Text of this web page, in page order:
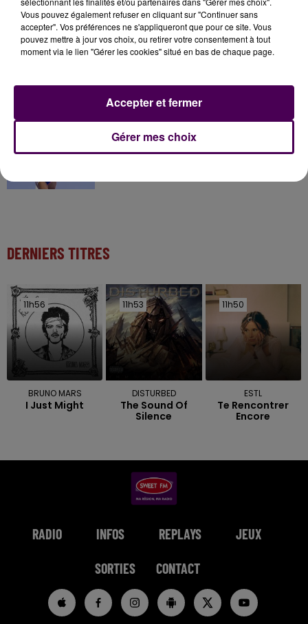
Gagnez vos pass pour le V and B Fest' 2026 !
Kids !
9h25
Athlétisme : quatre représentants du Centre-Val
de Loire aux...
DERNIERS TITRES
11h56
11h56
BRUNO MARS
I Just Might
11h53
11h53
DISTURBED
The Sound Of
Silence
11h50
11h50
ESTL
Te Rencontrer
Encore
RADIO INFOS REPLAYS JEUX
SORTIES CONTACT
Vous pouvez également refuser en cliquant sur "Continuer sans
accepter". Vos préférences ne s'appliqueront que pour ce site. Vous
pouvez mettre à jour vos choix, ou retirer votre consentement à tout
moment via le lien "Gérer les cookies" situé en bas de chaque page.
Gérer mes choix
Accepter et fermer